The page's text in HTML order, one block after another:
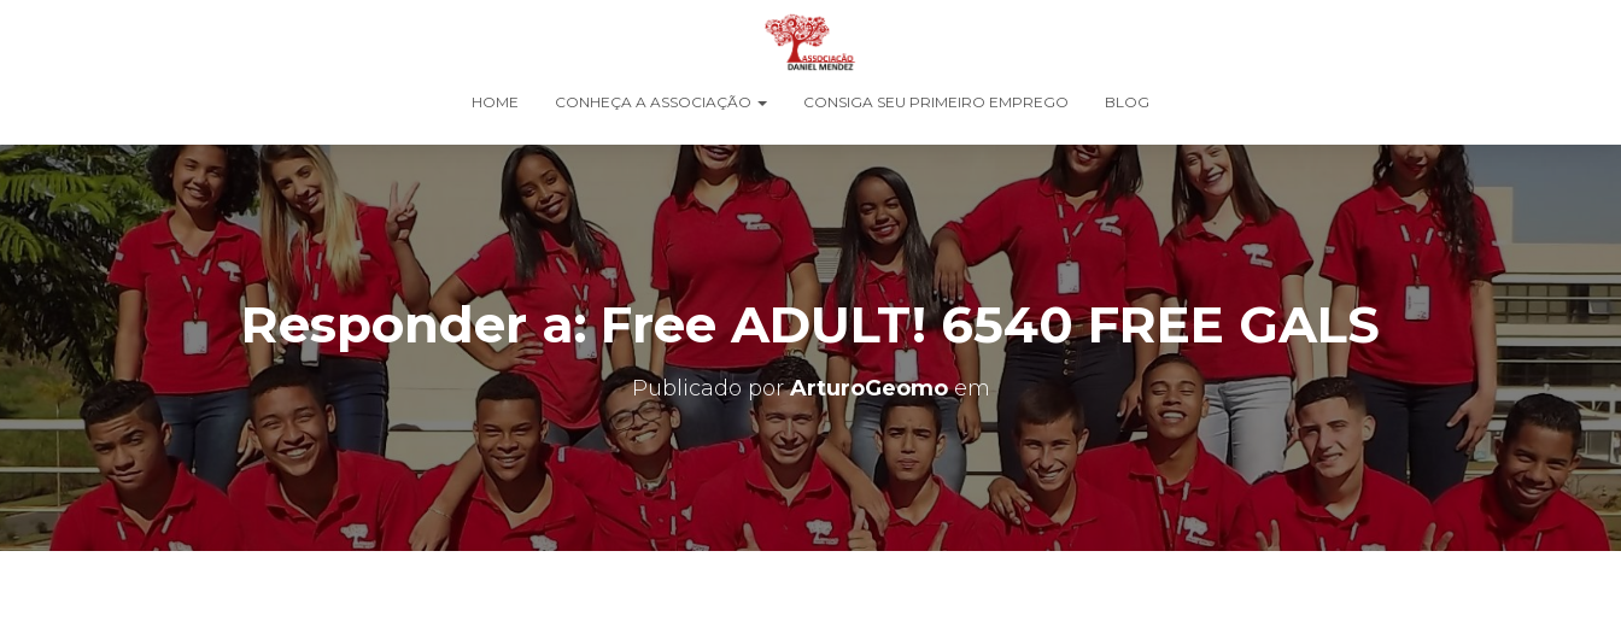
HOME CONHEÇA A ASSOCIAÇÃO CONSIGA SEU PRIMEIRO EMPREGO BLOG
Responder a: Free ADULT! 6540 FREE GALS
Publicado porArturoGeomoem